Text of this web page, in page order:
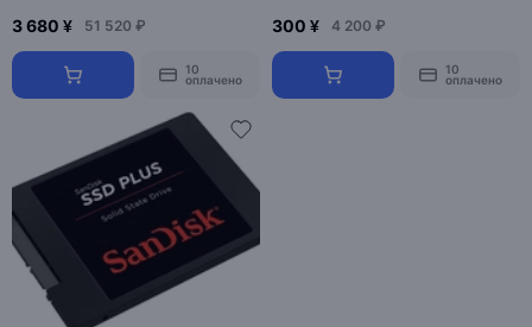
3 680 ¥ 51 520 ₽
10
оплачено
300 ¥ 4 200 ₽
10
оплачено